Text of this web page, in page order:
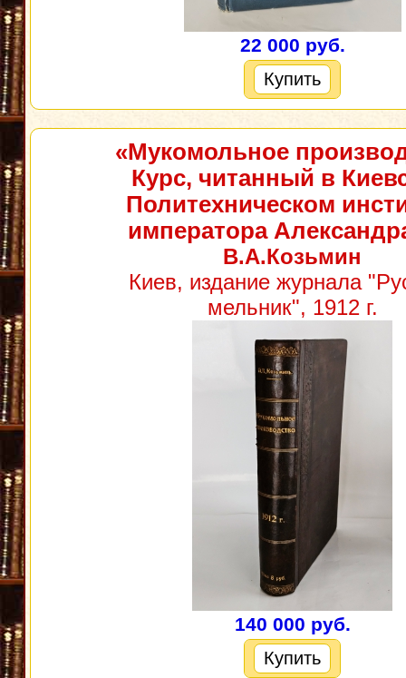
22 000 руб.
Купить
«Мукомольное
Курс, читанный в
Политехническом
императора
В.А.Козьмин
Киев, издание журнала
мельник", 1912 г.
140 000 руб.
Купить